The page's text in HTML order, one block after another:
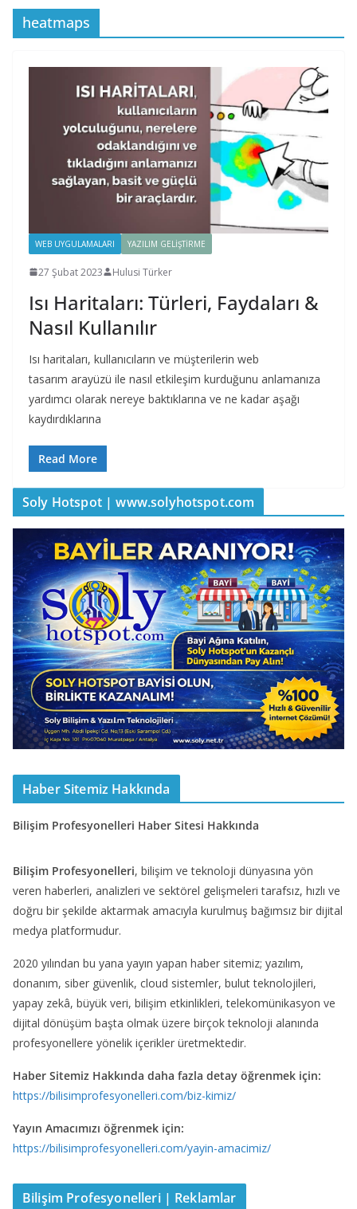
heatmaps
WEB UYGULAMALARI YAZILIM GELIŞTIRME
27 Şubat 2023 Hulusi Türker
Isı Haritaları: Türleri, Faydaları &
Nasıl Kullanılır
Isı haritaları, kullanıcıların ve müşterilerin web
tasarım arayüzü ile nasıl etkileşim kurduğunu anlamanıza
yardımcı olarak nereye baktıklarına ve ne kadar aşağı
kaydırdıklarına
Read More
Soly Hotspot | www.solyhotspot.com
Haber Sitemiz Hakkında
Bilişim Profesyonelleri Haber Sitesi Hakkında
Bilişim Profesyonelleri, bilişim ve teknoloji dünyasına yön
veren haberleri, analizleri ve sektörel gelişmeleri tarafsız, hızlı ve
doğru bir şekilde aktarmak amacıyla kurulmuş bağımsız bir dijital
medya platformudur.
2020 yılından bu yana yayın yapan haber sitemiz; yazılım,
donanım, siber güvenlik, cloud sistemler, bulut teknolojileri,
yapay zekâ, büyük veri, bilişim etkinlikleri, telekomünikasyon ve
dijital dönüşüm başta olmak üzere birçok teknoloji alanında
profesyonellere yönelik içerikler üretmektedir.
Haber Sitemiz Hakkında daha fazla detay öğrenmek için:
https://bilisimprofesyonelleri.com/biz-kimiz/
Yayın Amacımızı öğrenmek için:
https://bilisimprofesyonelleri.com/yayin-amacimiz/
Bilişim Profesyonelleri | Reklamlar